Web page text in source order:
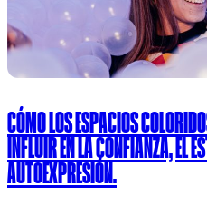
CÓMO LOS ESPACIOS
INFLUIR EN LA CONFIANZA, EL
AUTOEXPRESIÓN.